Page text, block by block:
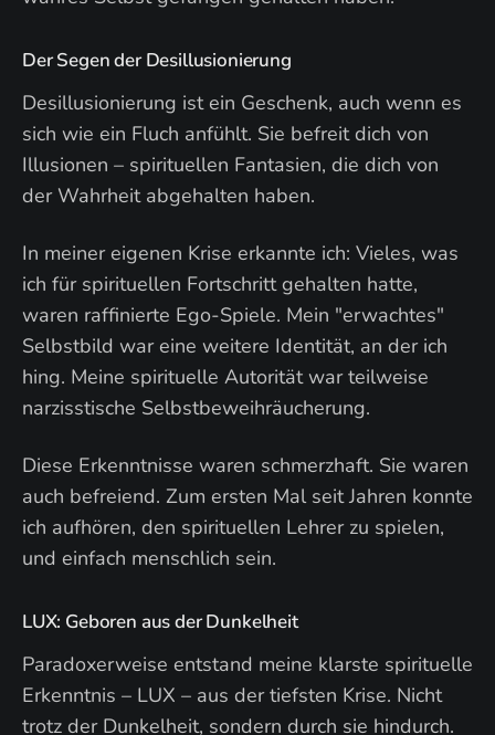
Der Segen der Desillusionierung
Desillusionierung ist ein Geschenk, auch wenn es
sich wie ein Fluch anfühlt. Sie befreit dich von
Illusionen – spirituellen Fantasien, die dich von
der Wahrheit abgehalten haben.
In meiner eigenen Krise erkannte ich: Vieles, was
ich für spirituellen Fortschritt gehalten hatte,
waren raffinierte Ego-Spiele. Mein "erwachtes"
Selbstbild war eine weitere Identität, an der ich
hing. Meine spirituelle Autorität war teilweise
narzisstische Selbstbeweihräucherung.
Diese Erkenntnisse waren schmerzhaft. Sie waren
auch befreiend. Zum ersten Mal seit Jahren konnte
ich aufhören, den spirituellen Lehrer zu spielen,
und einfach menschlich sein.
LUX: Geboren aus der Dunkelheit
Paradoxerweise entstand meine klarste spirituelle
Erkenntnis – LUX – aus der tiefsten Krise. Nicht
trotz der Dunkelheit, sondern durch sie hindurch.